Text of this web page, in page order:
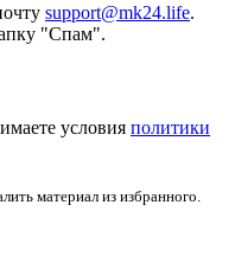
support@mk24.life.
"Спам".
условия политики
материал из избранного.